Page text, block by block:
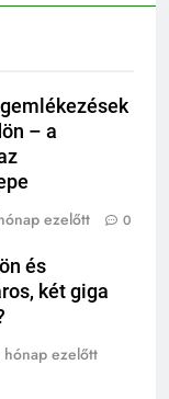
– a
ezelőtt 0
és
két giga
hónap ezelőtt